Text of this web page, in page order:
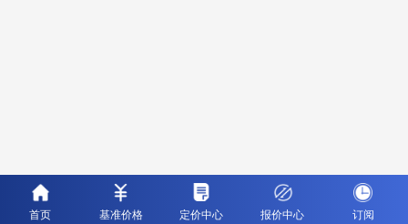
首页 基准价格 定价中心 报价中心 订阅